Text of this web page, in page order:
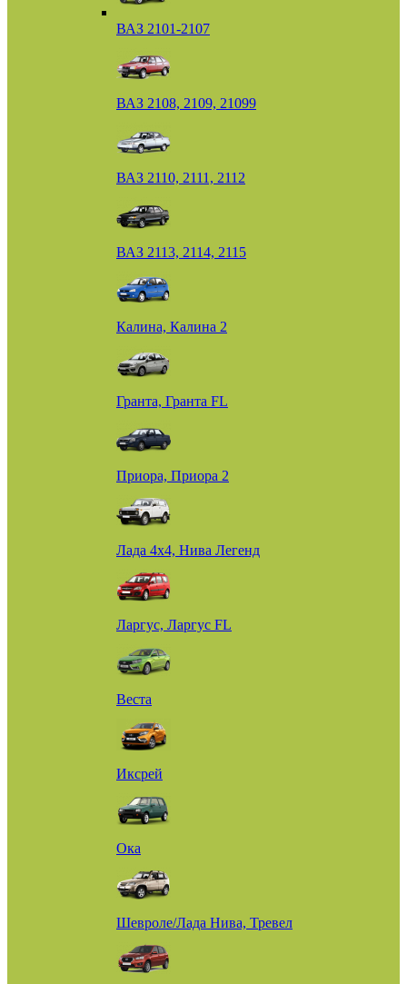
ВАЗ 2101-2107
ВАЗ 2108, 2109, 21099
ВАЗ 2110, 2111, 2112
ВАЗ 2113, 2114, 2115
Калина, Калина 2
Гранта, Гранта FL
Приора, Приора 2
Лада 4х4, Нива Легенд
Ларгус, Ларгус FL
Веста
Иксрей
Ока
Шевроле/Лада Нива, Тревел